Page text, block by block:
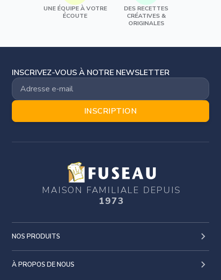
UNE ÉQUIPE À VOTRE
ÉCOUTE
DES RECETTES
CRÉATIVES &
ORIGINALES
INSCRIVEZ-VOUS À NOTRE NEWSLETTER
INSCRIPTION
MAISON FAMILIALE DEPUIS
1973
NOS PRODUITS
À PROPOS DE NOUS